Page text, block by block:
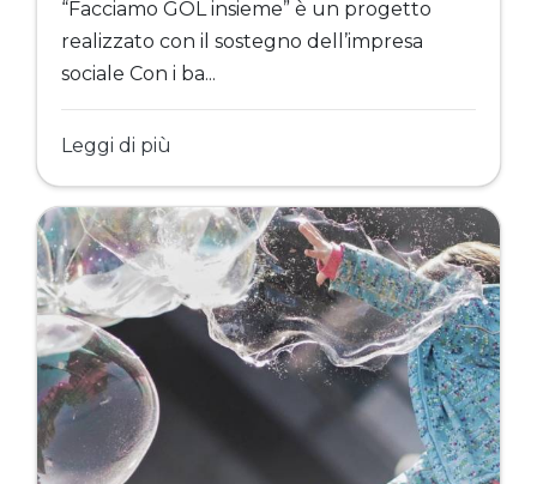
“Facciamo GOL insieme” è un progetto
realizzato con il sostegno dell’impresa
sociale Con i ba...
Leggi di più